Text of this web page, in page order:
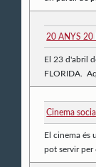
20 ANYS 20
El 23 d'abril
FLORIDA.
Cinema social
El cinema és
pot servir per